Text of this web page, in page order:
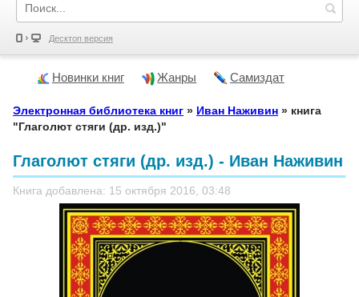
Десктоп версия
Новинки книг Жанры Самиздат
Электронная библиотека книг » Иван Наживин » книга
"Глаголют стяги (др. изд.)"
Глаголют стяги (др. изд.) - Иван Наживин
Книга добавлена: 15 октября 2016, 03:48